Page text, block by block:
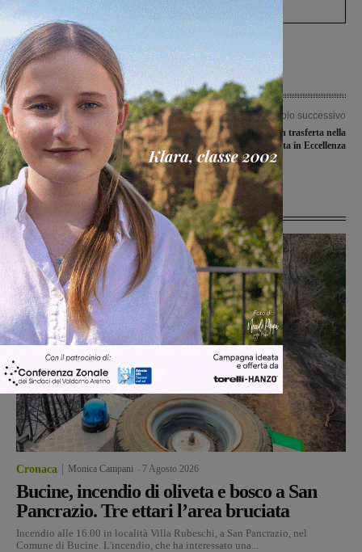
Articolo precedente
I campionati nazionali di basket
fermati dal Coronavirus, la RR Retail
Galli resta ai box
Articolo successivo
Un derby e una gara in trasferta nella
giornata in Eccellenza
Ultime Notizie
Cronaca Monica Campani 7 Agosto 2026
Bucine, incendio di oliveta e bosco a San
Pancrazio. Tre ettari l’area bruciata
Incendio alle 16.00 in località Villa Rubeschi, a San Pancrazio, nel
Comune di Bucine. L'incendio, che ha interessato una...